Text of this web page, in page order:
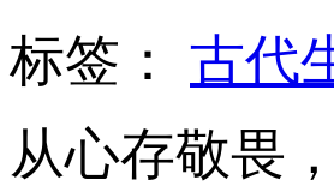
标签： 古代
从心存敬畏